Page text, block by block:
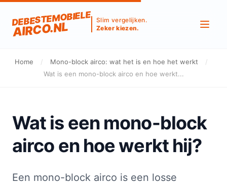
DEBESTEMOBIELE
AIRCO.NL
Slim vergelijken.
Zeker kiezen.
Home / Mono-block airco: wat het is en hoe het werkt
/
Wat is een mono-block airco en hoe werkt...
Wat is een mono-block
airco en hoe werkt hij?
Een mono-block airco is een losse